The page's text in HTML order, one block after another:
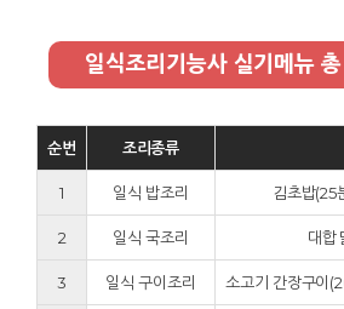
일식조리기능사 실기메뉴
순번 조리종류
1 일식 밥조리 김초밥
2 일식 국조리 대합
3 일식 구이조리 소고기 간장구이